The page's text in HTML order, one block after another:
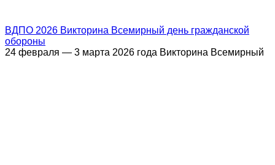
ВДПО 2026 Викторина Всемирный день гражданской
обороны
24 февраля — 3 марта 2026 года Викторина Всемирный